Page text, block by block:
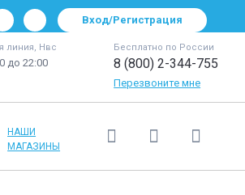
Вход/Регистрация
линия, Нвс
до 22:00
Бесплатно по России
8 (800) 2-344-755
Перезвоните мне
НАШИ
МАГАЗИНЫ